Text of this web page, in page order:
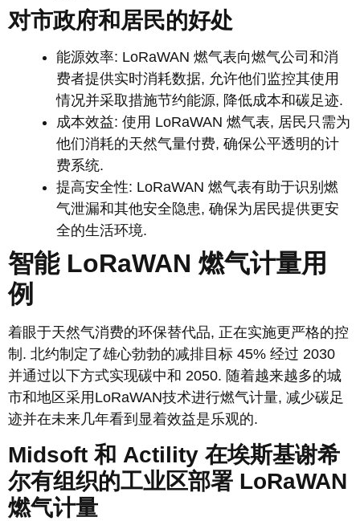
对市政府和居民的好处
能源效率: LoRaWAN 燃气表向燃气公司和消
费者提供实时消耗数据, 允许他们监控其使用
情况并采取措施节约能源, 降低成本和碳足迹.
成本效益: 使用 LoRaWAN 燃气表, 居民只需为
他们消耗的天然气量付费, 确保公平透明的计
费系统.
提高安全性: LoRaWAN 燃气表有助于识别燃
气泄漏和其他安全隐患, 确保为居民提供更安
全的生活环境.
智能 LoRaWAN 燃气计量用
例
着眼于天然气消费的环保替代品, 正在实施更严格的控
制. 北约制定了雄心勃勃的减排目标 45% 经过 2030
并通过以下方式实现碳中和 2050. 随着越来越多的城
市和地区采用LoRaWAN技术进行燃气计量, 减少碳足
迹并在未来几年看到显着效益是乐观的.
Midsoft 和 Actility 在埃斯基谢希
尔有组织的工业区部署 LoRaWAN
燃气计量